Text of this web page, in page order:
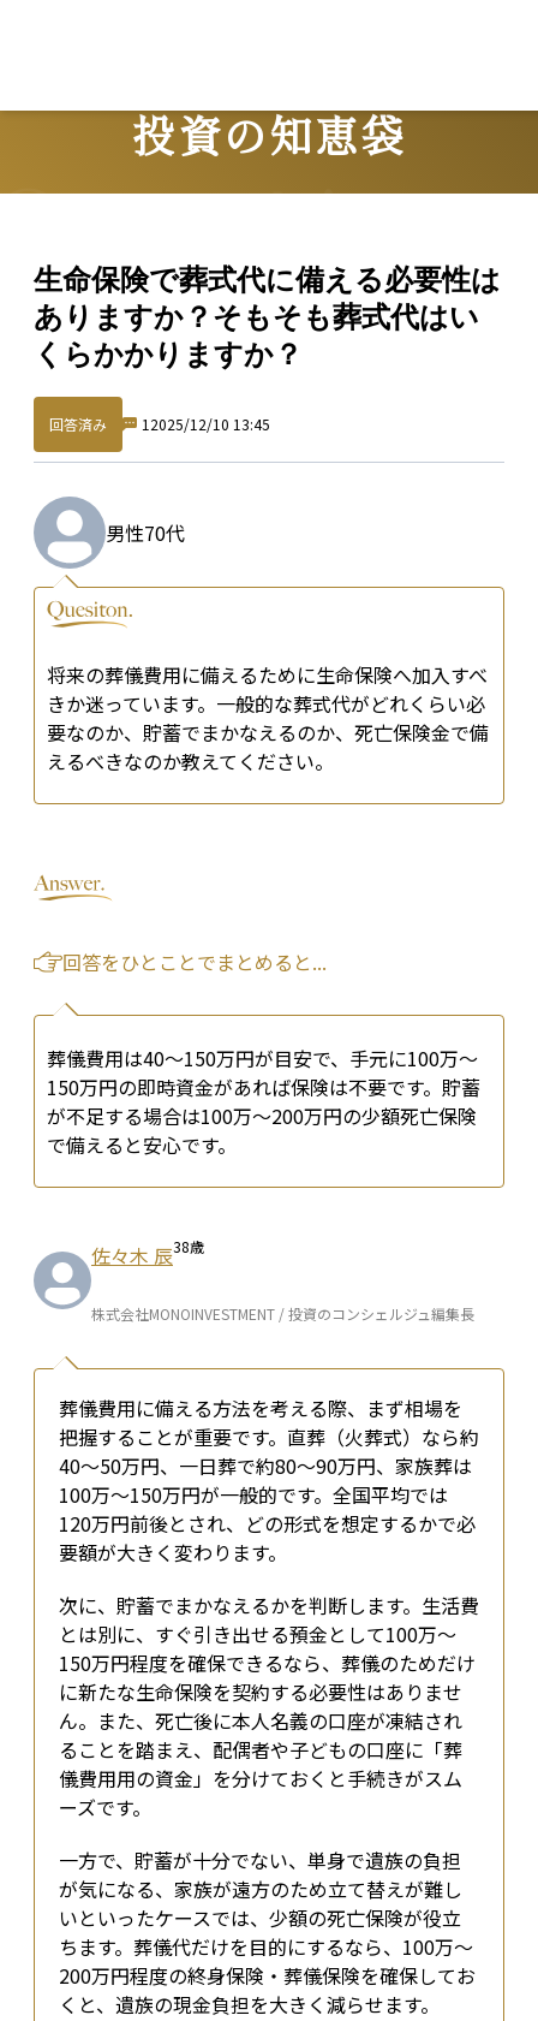
投資の知恵袋
生命保険で葬式代に備える必要性は
ありますか？そもそも葬式代はい
くらかかりますか？
回答済み 1 2025/12/10 13:45
男性70代
将来の葬儀費用に備えるために生命保険へ加入すべ
きか迷っています。一般的な葬式代がどれくらい必
要なのか、貯蓄でまかなえるのか、死亡保険金で備
えるべきなのか教えてください。
回答をひとことでまとめると...
葬儀費用は40〜150万円が目安で、手元に100万〜
150万円の即時資金があれば保険は不要です。貯蓄
が不足する場合は100万〜200万円の少額死亡保険
で備えると安心です。
佐々木 辰38歳
株式会社MONOINVESTMENT / 投資のコンシェルジュ編集長
葬儀費用に備える方法を考える際、まず相場を
把握することが重要です。直葬（火葬式）なら約
40〜50万円、一日葬で約80〜90万円、家族葬は
100万〜150万円が一般的です。全国平均では
120万円前後とされ、どの形式を想定するかで必
要額が大きく変わります。
次に、貯蓄でまかなえるかを判断します。生活費
とは別に、すぐ引き出せる預金として100万〜
150万円程度を確保できるなら、葬儀のためだけ
に新たな生命保険を契約する必要性はありませ
ん。また、死亡後に本人名義の口座が凍結され
ることを踏まえ、配偶者や子どもの口座に「葬
儀費用用の資金」を分けておくと手続きがスム
ーズです。
一方で、貯蓄が十分でない、単身で遺族の負担
が気になる、家族が遠方のため立て替えが難し
いといったケースでは、少額の死亡保険が役立
ちます。葬儀代だけを目的にするなら、100万〜
200万円程度の終身保険・葬儀保険を確保してお
くと、遺族の現金負担を大きく減らせます。